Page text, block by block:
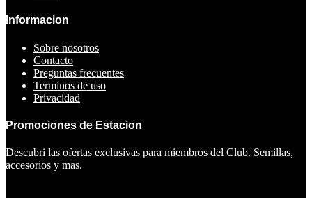
Informacion
Sobre nosotros
Contacto
Preguntas frecuentes
Terminos de uso
Privacidad
Promociones de Estacion
Descubri las ofertas exclusivas para miembros del Club. Semillas,
accesorios y mas.